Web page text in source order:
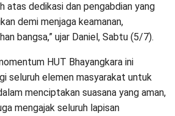
atas dedikasi dan pengabdian yang
demi menjaga keamanan,
bangsa,” ujar Daniel, Sabtu (5/7).
HUT Bhayangkara ini
seluruh elemen masyarakat untuk
menciptakan suasana yang aman,
mengajak seluruh lapisan